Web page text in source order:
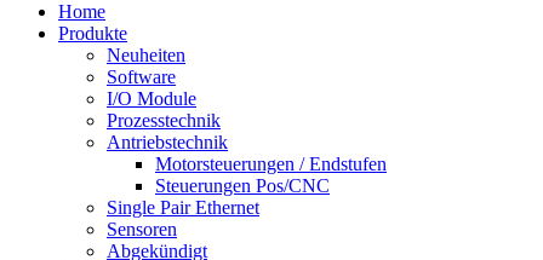
Home
Produkte
Neuheiten
Software
I/O Module
Prozesstechnik
Antriebstechnik
Motorsteuerungen / Endstufen
Steuerungen Pos/CNC
Single Pair Ethernet
Sensoren
Abgekündigt